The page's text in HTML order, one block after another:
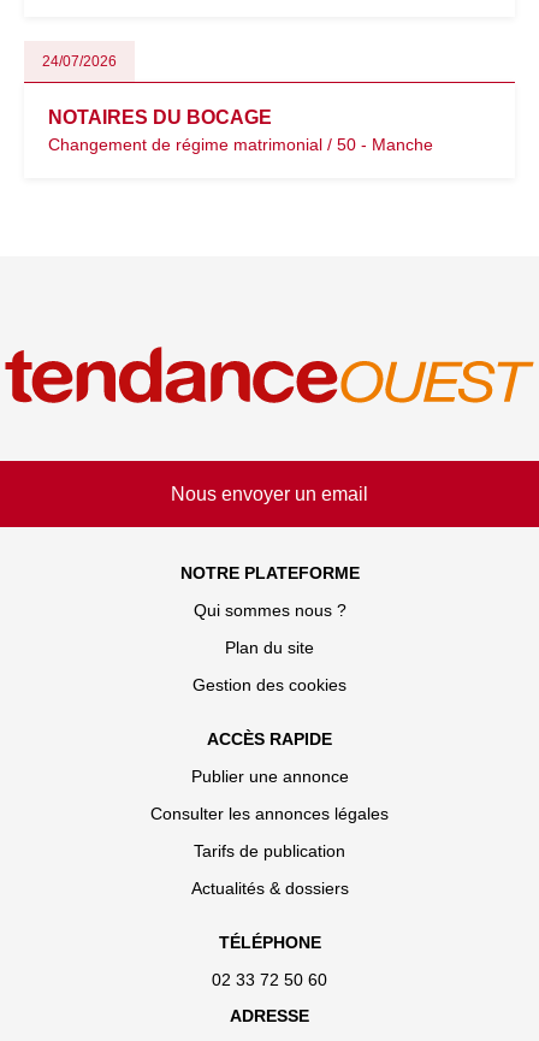
24/07/2026
NOTAIRES DU BOCAGE
Changement de régime matrimonial / 50 - Manche
Nous envoyer un email
NOTRE PLATEFORME
Qui sommes nous ?
Plan du site
Gestion des cookies
ACCÈS RAPIDE
Publier une annonce
Consulter les annonces légales
Tarifs de publication
Actualités & dossiers
TÉLÉPHONE
02 33 72 50 60
ADRESSE